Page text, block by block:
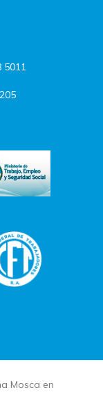
5011
Mosca en